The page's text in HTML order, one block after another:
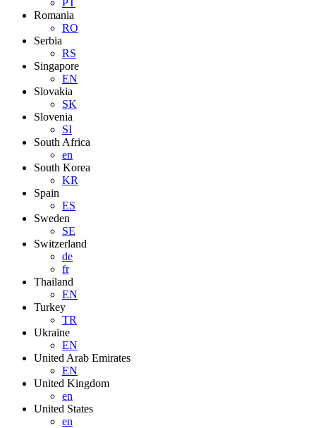
PT
Romania
RO
Serbia
RS
Singapore
EN
Slovakia
SK
Slovenia
SI
South Africa
en
South Korea
KR
Spain
ES
Sweden
SE
Switzerland
de
fr
Thailand
EN
Turkey
TR
Ukraine
EN
United Arab Emirates
EN
United Kingdom
en
United States
en